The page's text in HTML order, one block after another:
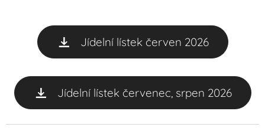
Jídelní lístek červen 2026
Jídelní lístek červenec, srpen 2026